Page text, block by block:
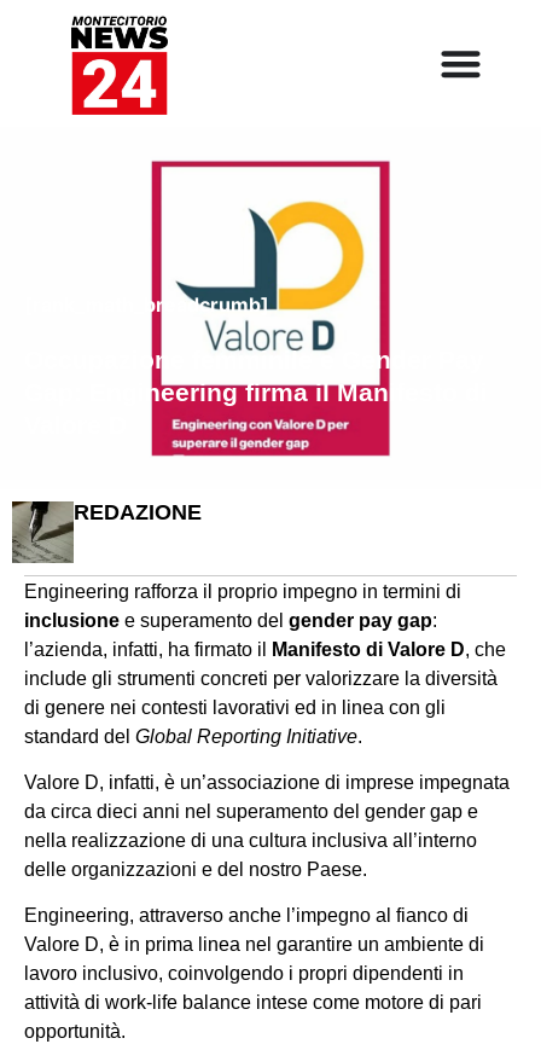
[rank_math_breadcrumb]
Occupazione femminile e Gender Pay
Gap: Engineering firma il Manifesto di
REDAZIONE
Engineering rafforza il proprio impegno in termini di
inclusione e superamento del gender pay gap:
l’azienda, infatti, ha firmato il Manifesto di Valore D , che
include gli strumenti concreti per valorizzare la diversità
di genere nei contesti lavorativi ed in linea con gli
standard del Global Reporting Initiative
Valore D, infatti, è un’associazione di imprese impegnata
da circa dieci anni nel superamento del gender gap e
nella realizzazione di una cultura inclusiva all’interno
delle organizzazioni e del nostro Paese.
Engineering, attraverso anche l’impegno al fianco di
Valore D, è in prima linea nel garantire un ambiente di
lavoro inclusivo, coinvolgendo i propri dipendenti in
attività di work-life balance intese come motore di pari
opportunità.